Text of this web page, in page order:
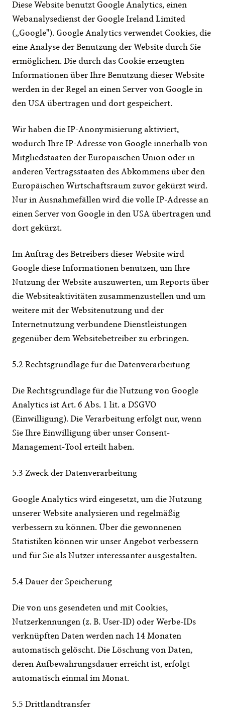
Diese Website benutzt Google Analytics, einen
Webanalysedienst der Google Ireland Limited
(„Google"). Google Analytics verwendet Cookies, die
eine Analyse der Benutzung der Website durch Sie
ermöglichen. Die durch das Cookie erzeugten
Informationen über Ihre Benutzung dieser Website
werden in der Regel an einen Server von Google in
den USA übertragen und dort gespeichert.
Wir haben die IP-Anonymisierung aktiviert,
wodurch Ihre IP-Adresse von Google innerhalb von
Mitgliedstaaten der Europäischen Union oder in
anderen Vertragsstaaten des Abkommens über den
Europäischen Wirtschaftsraum zuvor gekürzt wird.
Nur in Ausnahmefällen wird die volle IP-Adresse an
einen Server von Google in den USA übertragen und
dort gekürzt.
Im Auftrag des Betreibers dieser Website wird
Google diese Informationen benutzen, um Ihre
Nutzung der Website auszuwerten, um Reports über
die Websiteaktivitäten zusammenzustellen und um
weitere mit der Websitenutzung und der
Internetnutzung verbundene Dienstleistungen
gegenüber dem Websitebetreiber zu erbringen.
5.2 Rechtsgrundlage für die Datenverarbeitung
Die Rechtsgrundlage für die Nutzung von Google
Analytics ist Art. 6 Abs. 1 lit. a DSGVO
(Einwilligung). Die Verarbeitung erfolgt nur, wenn
Sie Ihre Einwilligung über unser Consent-
Management-Tool erteilt haben.
5.3 Zweck der Datenverarbeitung
Google Analytics wird eingesetzt, um die Nutzung
unserer Website analysieren und regelmäßig
verbessern zu können. Über die gewonnenen
Statistiken können wir unser Angebot verbessern
und für Sie als Nutzer interessanter ausgestalten.
5.4 Dauer der Speicherung
Die von uns gesendeten und mit Cookies,
Nutzerkennungen (z. B. User-ID) oder Werbe-IDs
verknüpften Daten werden nach 14 Monaten
automatisch gelöscht. Die Löschung von Daten,
deren Aufbewahrungsdauer erreicht ist, erfolgt
automatisch einmal im Monat.
5.5 Drittlandtransfer